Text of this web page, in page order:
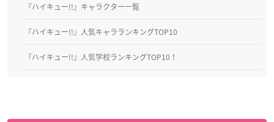
『ハイキュー!!』キャラクター一覧
『ハイキュー!!』人気キャラランキングTOP10
『ハイキュー!!』人気学校ランキングTOP10！